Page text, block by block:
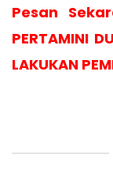
Pesan
PERTAMINI
LAKUKAN